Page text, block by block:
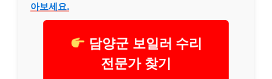
아보세요.
담양군 보일러 수리
전문가 찾기